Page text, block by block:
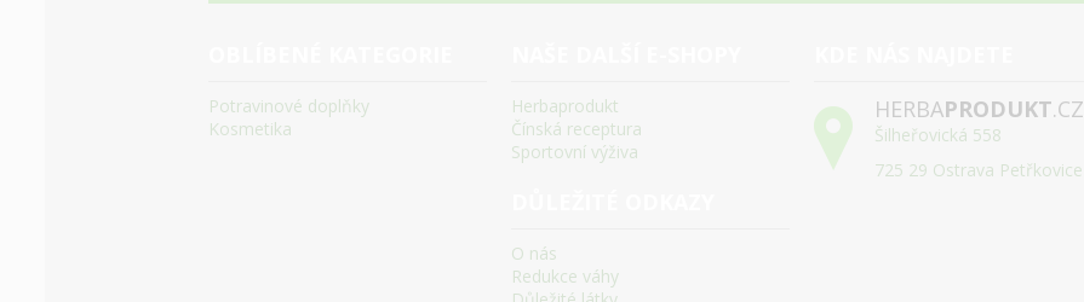
Potravinové doplňky
Kosmetika
Herbaprodukt
Čínská receptura
Sportovní výživa
O nás
Redukce váhy
HERBAPRODUKT.CZ
Šilheřovická 558
725 29 Ostrava Petřkovice